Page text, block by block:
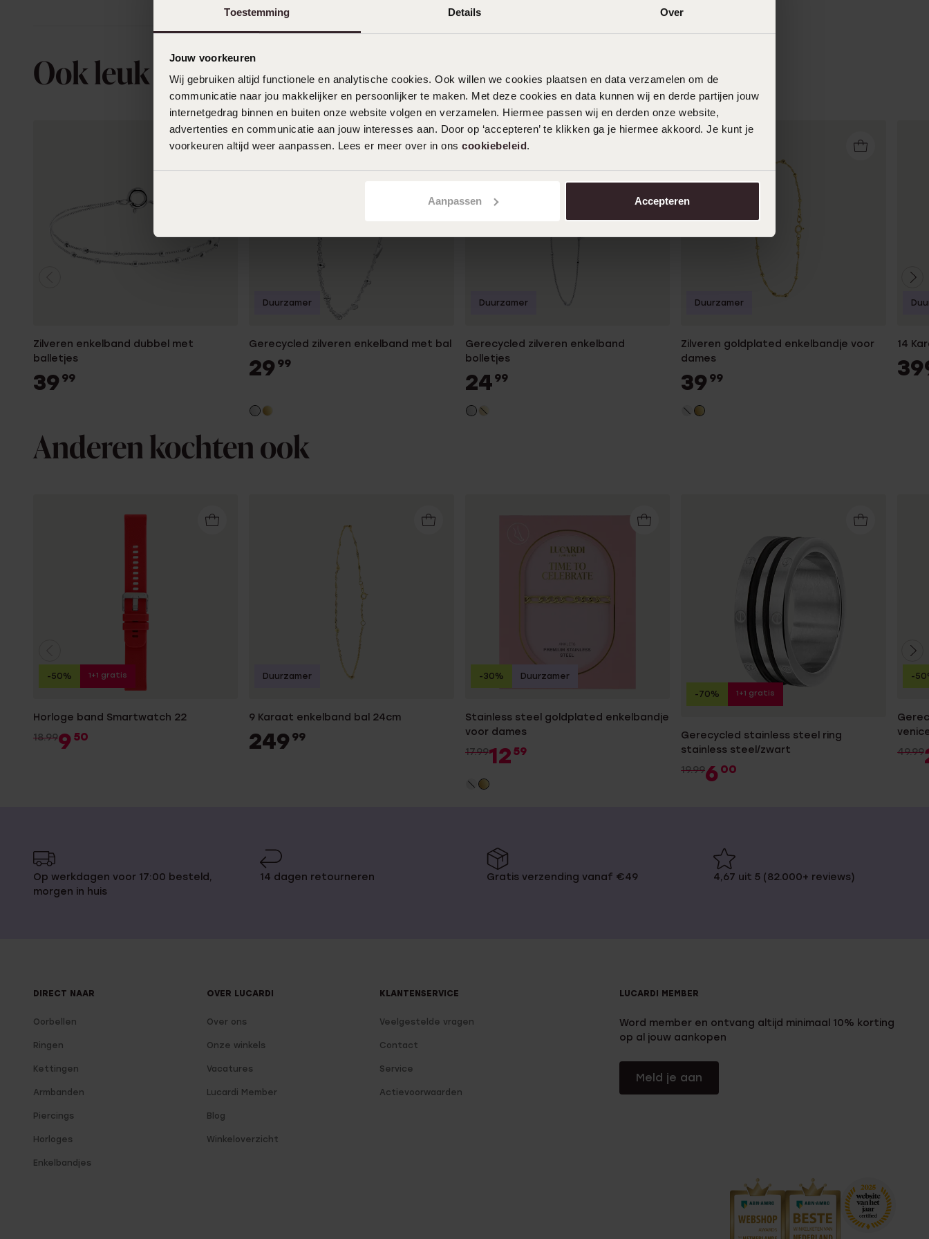
Toestemming Details Over
Jouw voorkeuren
Wij gebruiken altijd functionele en analytische cookies. Ook willen we cookies plaatsen en data verzamelen om de
communicatie naar jou makkelijker en persoonlijker te maken. Met deze cookies en data kunnen wij en derde partijen jouw
internetgedrag binnen en buiten onze website volgen en verzamelen. Hiermee passen wij en derden onze website,
advertenties en communicatie aan jouw interesses aan. Door op ‘accepteren’ te klikken ga je hiermee akkoord. Je kunt je
voorkeuren altijd weer aanpassen. Lees er meer over in ons cookiebeleid.
Aanpassen Accepteren
Ook leuk voor jou
Zilveren enkelband dubbel met
balletjes
39 99
Gerecycled zilveren enkelband met bal
29 99
Duurzamer
Gerecycled zilveren enkelband
bolletjes
24 99
Duurzamer
Zilveren goldplated enkelbandje voor
dames
39 99
Duurzamer
14
Anderen kochten ook
Horloge band Smartwatch 22
18.999 50
-50% 1+1 gratis
9 Karaat enkelband bal 24cm
249 99
Duurzamer
Stainless steel goldplated enkelbandje
voor dames
17.9912 59
-30% Duurzamer
Gerecycled stainless steel ring
stainless steel/zwart
19.996 00
-70% 1+1 gratis
49.99
-
Op werkdagen voor 17:00 besteld,
morgen in huis
14 dagen retourneren Gratis verzending vanaf €49 4,67 uit 5 (82.000+ reviews)
DIRECT NAAR
Oorbellen
Ringen
Kettingen
Armbanden
Piercings
Horloges
Enkelbandjes
OVER LUCARDI
Over ons
Onze winkels
Vacatures
Lucardi Member
Blog
Winkeloverzicht
KLANTENSERVICE
Veelgestelde vragen
Contact
Service
Actievoorwaarden
LUCARDI MEMBER
Word member en ontvang altijd minimaal 10% korting
op al jouw aankopen
Meld je aan